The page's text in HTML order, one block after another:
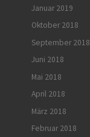
Januar 2019
Oktober 2018
September 2018
Juni 2018
Mai 2018
April 2018
März 2018
Februar 2018